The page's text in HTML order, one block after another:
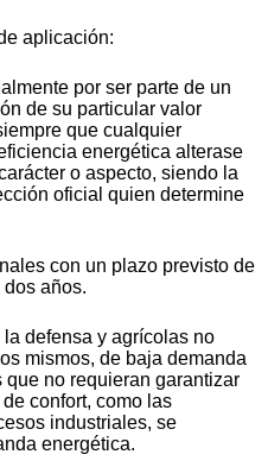
aplicación:
por ser parte de un
de su particular valor
que cualquier
energética alterase
o aspecto, siendo la
oficial quien determine
con un plazo previsto de
años.
defensa y agrícolas no
mismos, de baja demanda
no requieran garantizar
confort, como las
industriales, se
energética.